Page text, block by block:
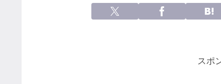
スポ